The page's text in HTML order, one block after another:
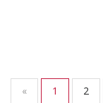
« 1 2